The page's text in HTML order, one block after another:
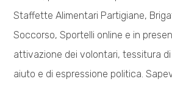
Staffette Alimentari Partigiane,
Soccorso, Sportelli online e in
attivazione dei volontari, tessitura
aiuto e di espressione politica.